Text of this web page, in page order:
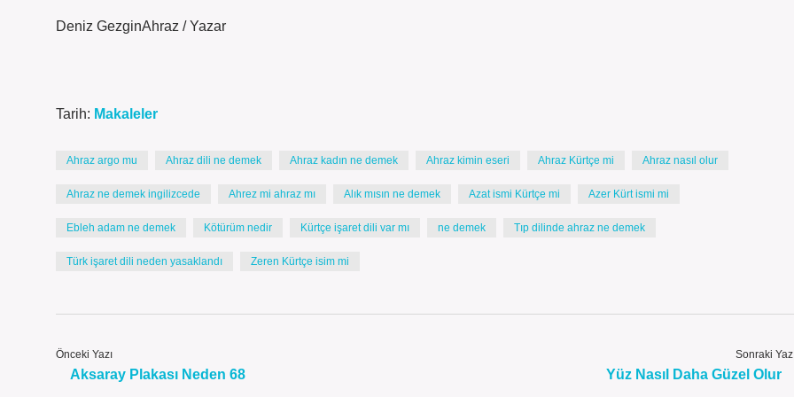
Deniz GezginAhraz / Yazar
Tarih: Makaleler
Ahraz argo mu Ahraz dili ne demek Ahraz kadın ne demek Ahraz kimin eseri Ahraz Kürtçe mi Ahraz nasıl olur
Ahraz ne demek ingilizcede Ahrez mi ahraz mı Alık mısın ne demek Azat ismi Kürtçe mi Azer Kürt ismi mi
Ebleh adam ne demek Kötürüm nedir Kürtçe işaret dili var mı ne demek Tıp dilinde ahraz ne demek
Türk işaret dili neden yasaklandı Zeren Kürtçe isim mi
Önceki Yazı
Aksaray Plakası Neden 68
Sonraki
Yüz Nasıl Daha Güzel Olur